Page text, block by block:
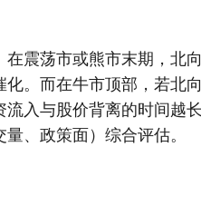
在震荡市或熊市末期，北
化。而在牛市顶部，若北
流入与股价背离的时间越
、政策面）综合评估。